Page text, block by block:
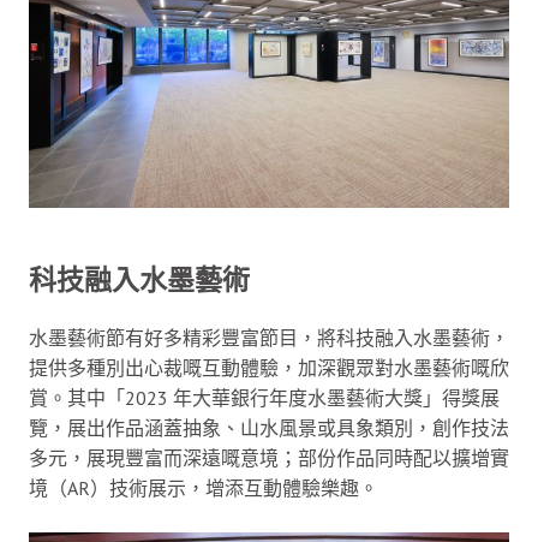
科技融入水墨藝術
水墨藝術節有好多精彩豐富節目，將科技融入水墨藝術，
提供多種別出心裁嘅互動體驗，加深觀眾對水墨藝術嘅欣
賞。其中「2023 年大華銀行年度水墨藝術大獎」得獎展
覽，展出作品涵蓋抽象、山水風景或具象類別，創作技法
多元，展現豐富而深遠嘅意境；部份作品同時配以擴增實
境（AR）技術展示，增添互動體驗樂趣。